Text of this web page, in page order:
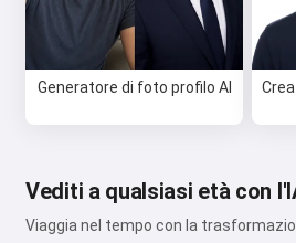
Generatore di foto profilo AI
Vediti a qualsiasi età con
Viaggia nel tempo con la